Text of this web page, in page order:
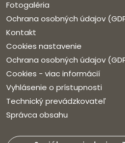
Fotogaléria
Ochrana osobných údajov
Kontakt
Cookies nastavenie
Ochrana osobných údajov
Cookies - viac informácií
Vyhlásenie o prístupnosti
Technický prevádzkovateľ
Správca obsahu